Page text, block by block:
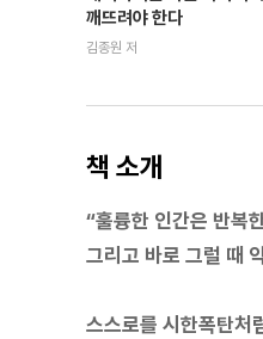
깨뜨려야 한다
김종원 저
책 소개
“훌륭한 인간은 반복
그리고 바로 그럴 때
스스로를 시한폭탄처